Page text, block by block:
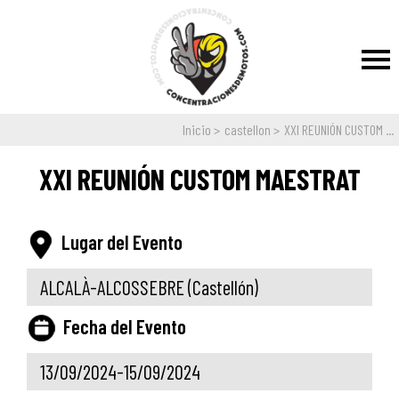
Inicio castellon XXI REUNIÓN CUSTOM ...
XXI REUNIÓN CUSTOM MAESTRAT
Lugar del Evento
ALCALÀ-ALCOSSEBRE(Castellón)
Fecha del Evento
13/09/2024-15/09/2024